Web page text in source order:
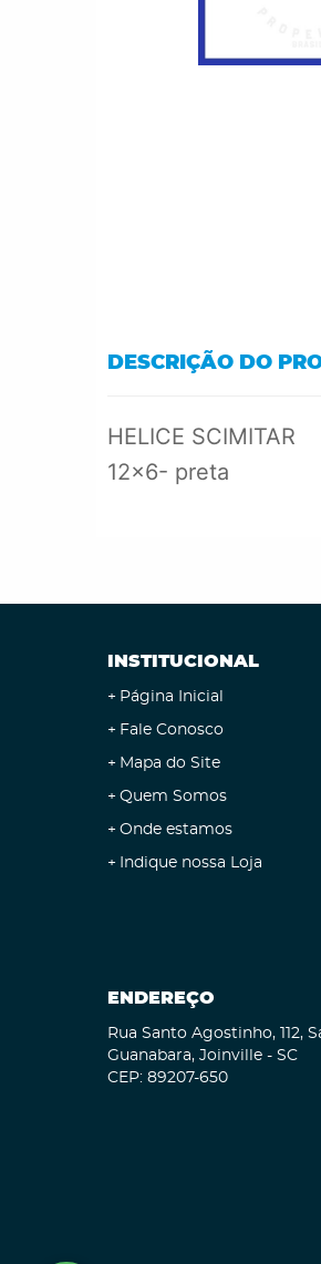
DESCRIÇÃO DO
HELICE SCIMITAR
12x6- preta
INSTITUCIONAL
Página Inicial
Fale Conosco
Mapa do Site
Quem Somos
Onde estamos
Indique nossa Loja
ENDEREÇO
Rua Santo Agostinho, 112,
Guanabara, Joinville - SC
CEP: 89207-650